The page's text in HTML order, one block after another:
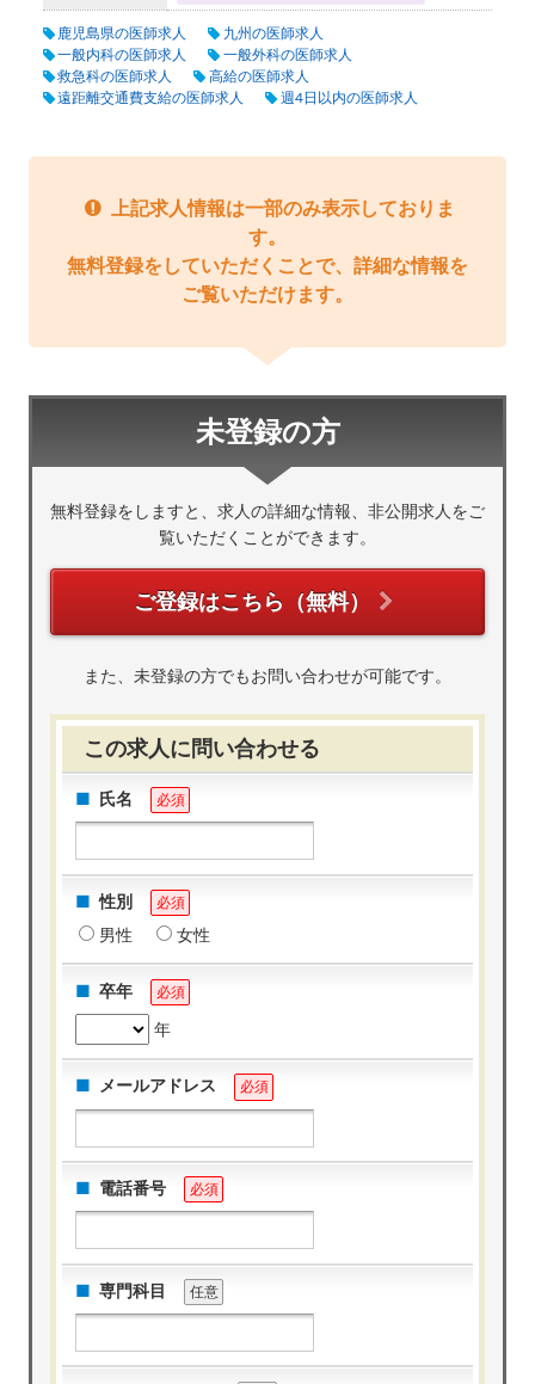
鹿児島県の医師求人
九州の医師求人
一般内科の医師求人
一般外科の医師求人
救急科の医師求人
高給の医師求人
遠距離交通費支給の医師求人
週4日以内の医師求人
上記求人情報は一部のみ表示しておりま
す。
無料登録をしていただくことで、詳細な情報を
ご覧いただけます。
未登録の方
無料登録をしますと、求人の詳細な情報、非公開求人をご
覧いただくことができます。
ご登録はこちら（無料）
また、未登録の方でもお問い合わせが可能です。
この求人に問い合わせる
氏名 必須
性別 必須
男性 女性
卒年 必須
年
メールアドレス 必須
電話番号 必須
専門科目 任意